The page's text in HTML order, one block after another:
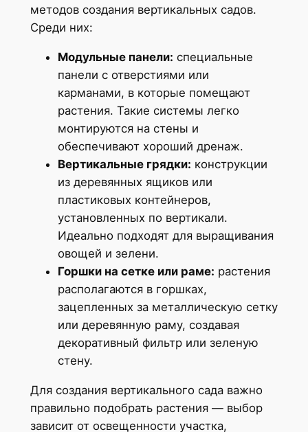
методов создания вертикальных садов.
Среди них:
Модульные панели: специальные
панели с отверстиями или
карманами, в которые помещают
растения. Такие системы легко
монтируются на стены и
обеспечивают хороший дренаж.
Вертикальные грядки: конструкции
из деревянных ящиков или
пластиковых контейнеров,
установленных по вертикали.
Идеально подходят для выращивания
овощей и зелени.
Горшки на сетке или раме: растения
располагаются в горшках,
зацепленных за металлическую сетку
или деревянную раму, создавая
декоративный фильтр или зеленую
стену.
Для создания вертикального сада важно
правильно подобрать растения — выбор
зависит от освещенности участка,